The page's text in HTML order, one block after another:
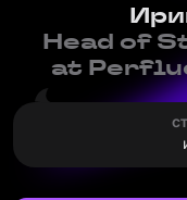
Head of
at